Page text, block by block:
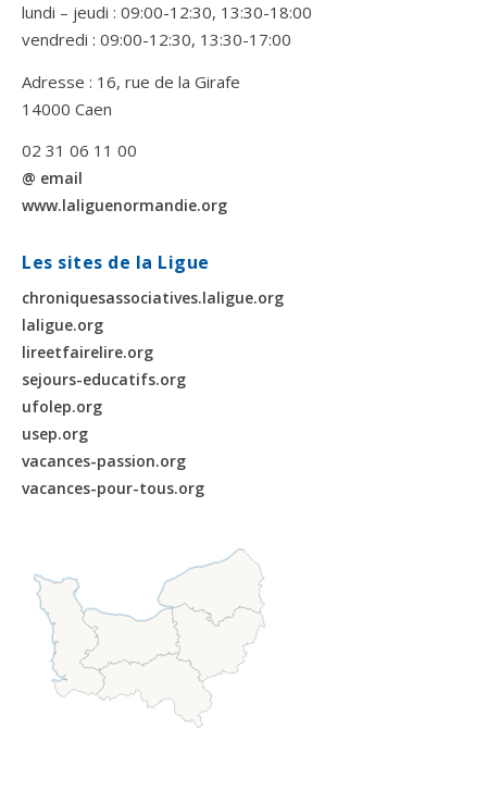
lundi – jeudi : 09:00-12:30, 13:30-18:00
vendredi : 09:00-12:30, 13:30-17:00
Adresse : 16, rue de la Girafe
14000 Caen
02 31 06 11 00
@ email
www.laliguenormandie.org
Les sites de la Ligue
chroniquesassociatives.laligue.org
laligue.org
lireetfairelire.org
sejours-educatifs.org
ufolep.org
usep.org
vacances-passion.org
vacances-pour-tous.org